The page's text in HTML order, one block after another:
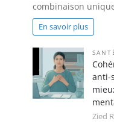
combinaison
En savoir plus
anti-
Zied